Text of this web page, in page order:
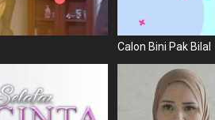
Calon Bini Pak Bilal